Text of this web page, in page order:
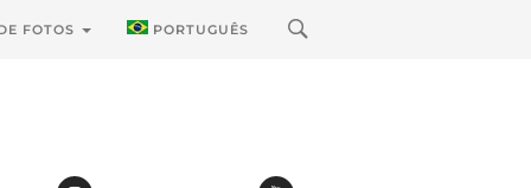
FOTOS PORTUGUÊS